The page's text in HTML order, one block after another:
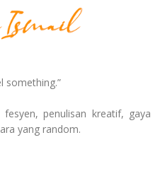
something.”
penulisan kreatif, gaya
yang random.